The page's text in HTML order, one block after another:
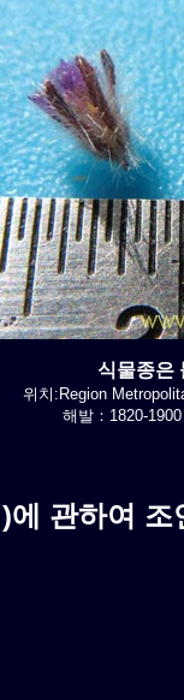
식물종은
위치:Region
해발：1820-
에 관하여 조